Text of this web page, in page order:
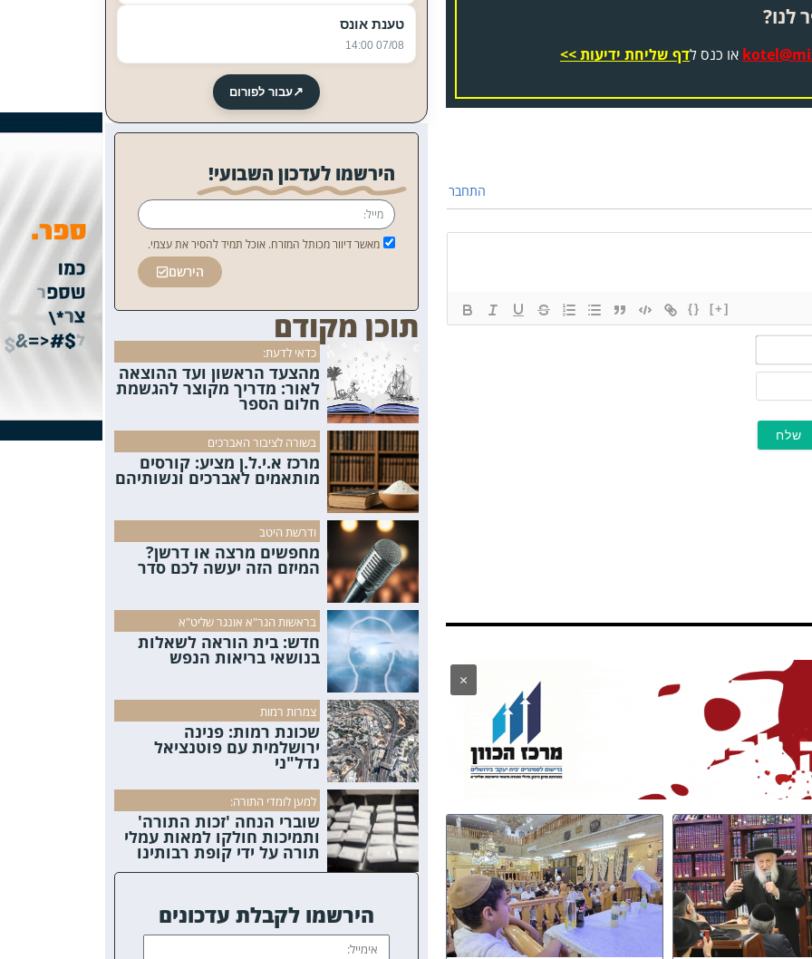
לנו?
או כנס לדף שליחת ידיעות >>
התחבר
{} [+]
×
טענת אונס
07/08 14:00
↗עבור לפורום
הירשמו לעדכון השבועי!
מאשר דיוור מכותל המזרח. אוכל תמיד להסיר את עצמי.
הירשם
תוכן מקודם
כדאי לדעת:
מהצעד הראשון ועד ההוצאה
לאור: מדריך מקוצר להגשמת
חלום הספר
בשורה לציבור האברכים
מרכז א.י.ל.ן מציע: קורסים
מותאמים לאברכים ונשותיהם
ודרשת היטב
מחפשים מרצה או דרשן?
המיזם הזה יעשה לכם סדר
בראשות הגר"א אונגר שליט"א
חדש: בית הוראה לשאלות
בנושאי בריאות הנפש
צמרות רמות
שכונת רמות: פנינה
ירושלמית עם פוטנציאל
נדל"ני
למען לומדי התורה:
שוברי הנחה 'זכות התורה'
ותמיכות חולקו למאות עמלי
תורה על ידי קופת רבותינו
הירשמו לקבלת עדכונים